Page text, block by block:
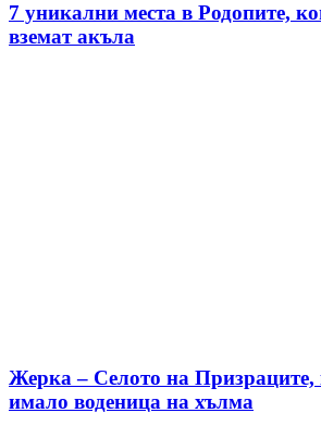
7 уникални места в Родопите,
вземат акъла
Жерка – Селото на Призраците,
имало воденица на хълма